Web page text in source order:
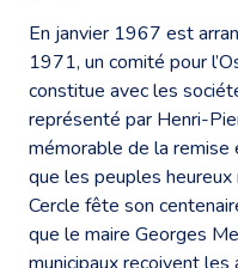
En janvier 1967 est
1971, un comité pour
constitue avec les
représenté par Henri-
mémorable de la
que les peuples heureux
Cercle fête son
que le maire Georges